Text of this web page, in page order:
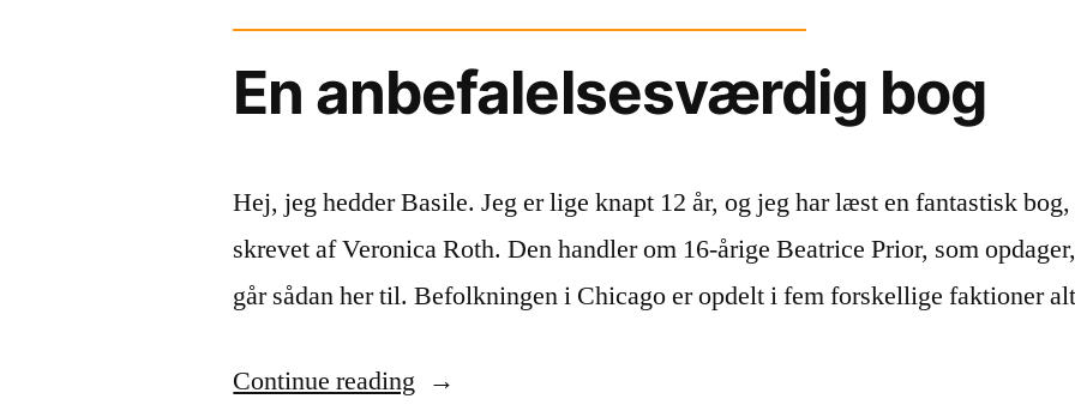
En anbefalelsesværdig bog
Hej, jeg hedder Basile. Jeg er lige knapt 12 år, og jeg har læst en fantastisk
skrevet af Veronica Roth. Den handler om 16-årige Beatrice Prior, som
går sådan her til. Befolkningen i Chicago er opdelt i fem forskellige faktioner
Continue reading “En